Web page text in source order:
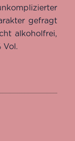
gefragt
alkoholfrei,
Vol.